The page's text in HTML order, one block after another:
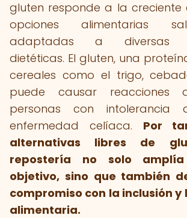
gluten responde a la
opciones alimentarias
adaptadas a diversas
dietéticas. El gluten, una
cereales como el trigo,
puede causar reacciones
personas con
enfermedad celíaca. Por
alternativas libres de
repostería no solo
objetivo, sino que también
compromiso con la inclusión
alimentaria.